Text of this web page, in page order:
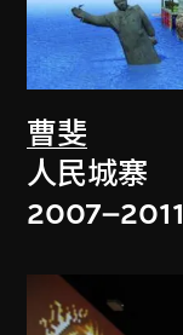
曹斐
人民城寨
2007–2011